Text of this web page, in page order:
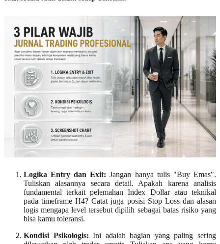
Logika Entry dan Exit: Jangan hanya tulis "Buy Emas".
Tuliskan alasannya secara detail. Apakah karena analisis
fundamental terkait pelemahan Index Dollar atau teknikal
pada timeframe H4? Catat juga posisi Stop Loss dan alasan
logis mengapa level tersebut dipilih sebagai batas risiko yang
bisa kamu toleransi.
Kondisi Psikologis: Ini adalah bagian yang paling sering